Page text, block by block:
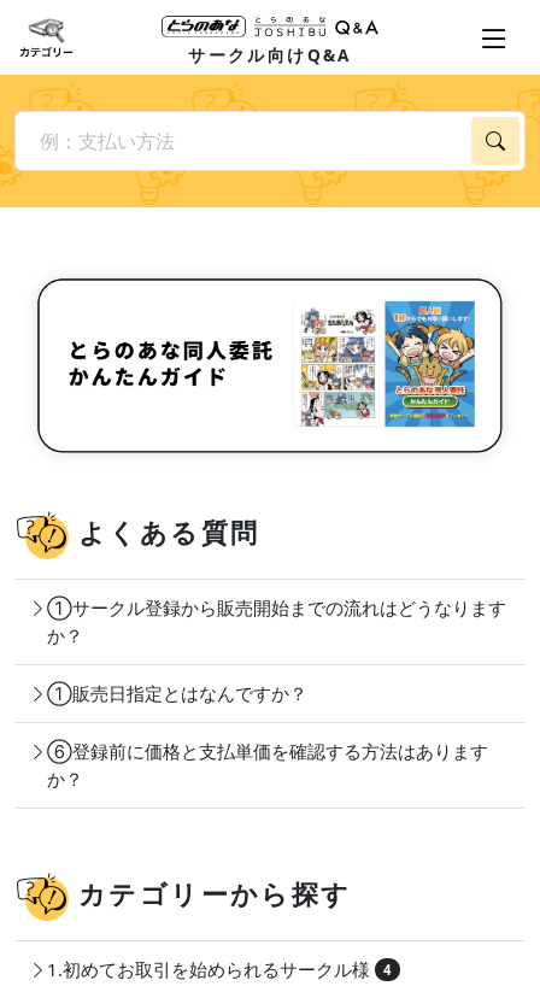
サークル向けQ&A
よくある質問
①サークル登録から販売開始までの流れはどうなります
か？
①販売日指定とはなんですか？
⑥登録前に価格と支払単価を確認する方法はあります
か？
カテゴリーから探す
1.初めてお取引を始められるサークル様 4